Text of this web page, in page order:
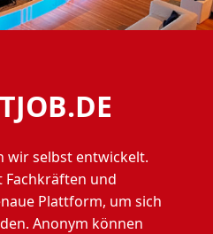
wir selbst entwickelt.
und
Plattform, um sich
Anonym können